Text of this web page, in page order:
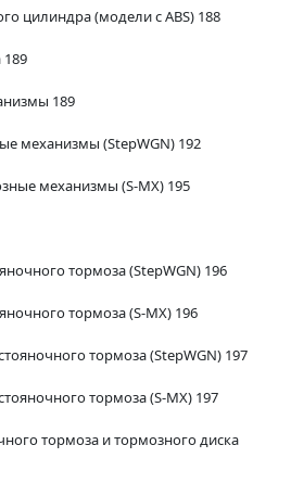
цилиндра (модели c ABS) 188
189
189
механизмы (StepWGN) 192
механизмы (S-MX) 195
тормоза (StepWGN) 196
тормоза (S-MX) 196
тормоза (StepWGN) 197
тормоза (S-MX) 197
тормоза и тормозного диска